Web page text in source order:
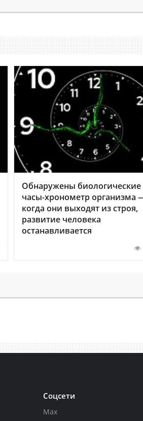
Обнаружены биологические
часы-хронометр организма
когда они выходят из строя,
развитие человека
останавливается
Соцсети
Max